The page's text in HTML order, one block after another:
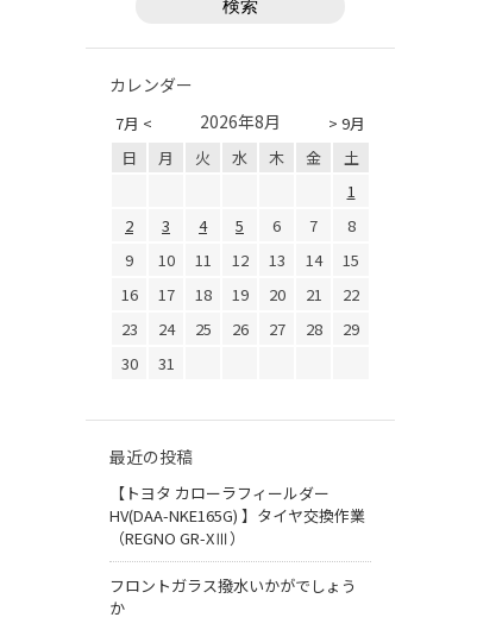
カレンダー
7月 < > 9月
2026年8月
日 月 火 水 木 金
土
1
2
3 4 5 6 7
8
9
10 11 12 13 14
15
16
17 18 19 20 21
22
23
24 25 26 27 28
29
30
31
最近の投稿
【トヨタ カローラフィールダー
HV(DAA-NKE165G) 】タイヤ交換作業
（REGNO GR-XⅢ）
フロントガラス撥水いかがでしょう
か